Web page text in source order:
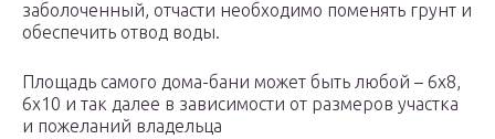
заболоченный, отчасти необходимо поменять грунт и
обеспечить отвод воды.
Площадь самого дома-бани может быть любой – 6х8,
6х10 и так далее в зависимости от размеров участка
и пожеланий владельца